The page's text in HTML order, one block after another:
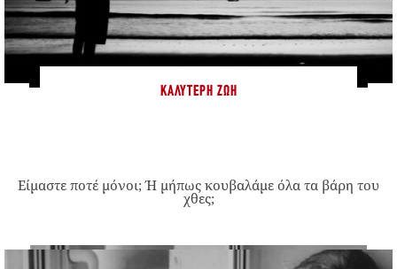
ΚΑΛΎΤΕΡΗ ΖΩΉ
Είμαστε ποτέ μόνοι; Ή μήπως κουβαλάμε όλα τα βάρη του
χθες;